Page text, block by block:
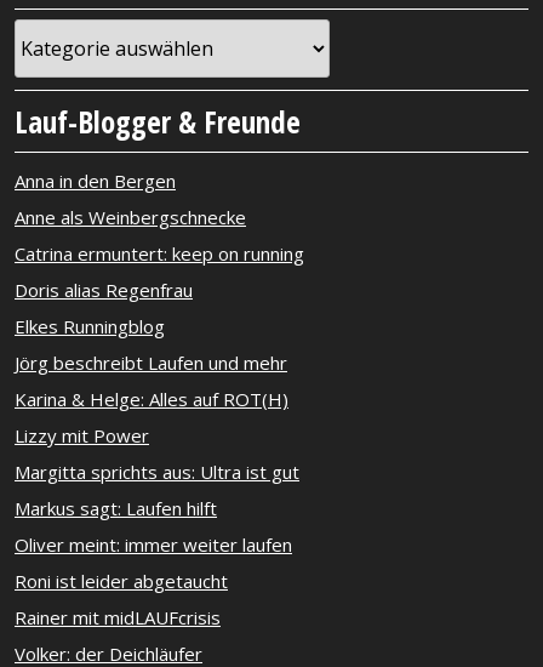
Lauf-Blogger & Freunde
Anna in den Bergen
Anne als Weinbergschnecke
Catrina ermuntert: keep on running
Doris alias Regenfrau
Elkes Runningblog
Jörg beschreibt Laufen und mehr
Karina & Helge: Alles auf ROT(H)
Lizzy mit Power
Margitta sprichts aus: Ultra ist gut
Markus sagt: Laufen hilft
Oliver meint: immer weiter laufen
Roni ist leider abgetaucht
Rainer mit midLAUFcrisis
Volker: der Deichläufer